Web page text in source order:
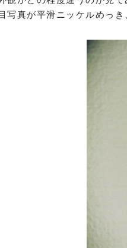
写真が平滑ニッケルめっ